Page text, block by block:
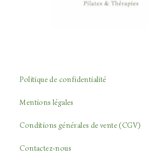
Politique de confidentialité
Mentions légales
Conditions générales de vente (CGV)
Contactez-nous